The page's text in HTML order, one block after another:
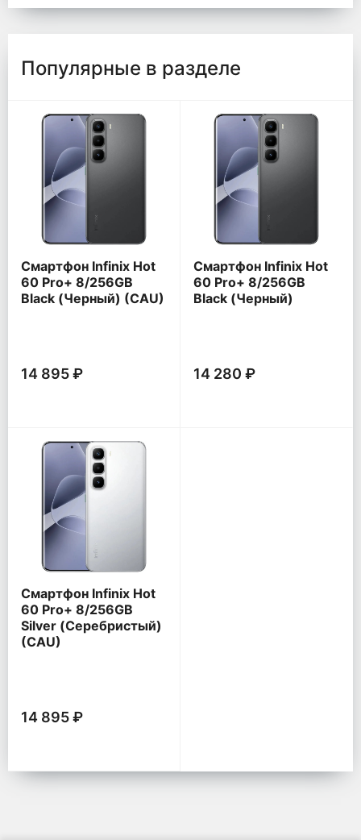
Популярные в разделе
Смартфон Infinix Hot
60 Pro+ 8/256GB
Black (Черный) (CAU)
14 895 ₽
Смартфон Infinix Hot
60 Pro+ 8/256GB
Black (Черный)
14 280 ₽
Смартфон Infinix Hot
60 Pro+ 8/256GB
Silver (Серебристый)
(CAU)
14 895 ₽